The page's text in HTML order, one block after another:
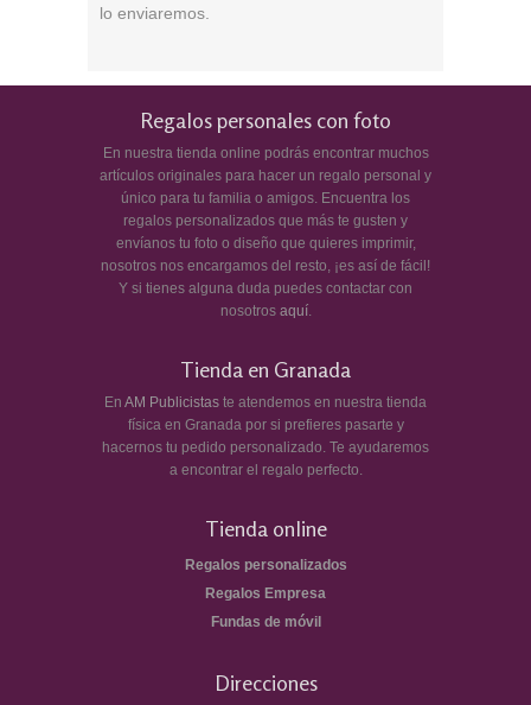
lo enviaremos.
Regalos personales con foto
En nuestra tienda online podrás encontrar muchos
artículos originales para hacer un regalo personal y
único para tu familia o amigos. Encuentra los
regalos personalizados que más te gusten y
envíanos tu foto o diseño que quieres imprimir,
nosotros nos encargamos del resto, ¡es así de fácil!
Y si tienes alguna duda puedes contactar con
nosotros aquí.
Tienda en Granada
En AM Publicistas te atendemos en nuestra tienda
física en Granada por si prefieres pasarte y
hacernos tu pedido personalizado. Te ayudaremos
a encontrar el regalo perfecto.
Tienda online
Regalos personalizados
Regalos Empresa
Fundas de móvil
Direcciones